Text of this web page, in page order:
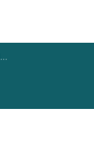
Projektentwicklung